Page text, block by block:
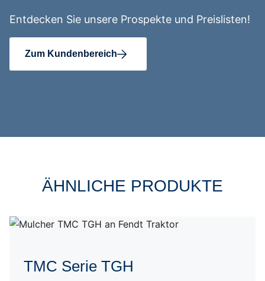
Entdecken Sie unsere Prospekte und Preislisten!
Zum Kundenbereich
ÄHNLICHE PRODUKTE
TMC Serie TGH